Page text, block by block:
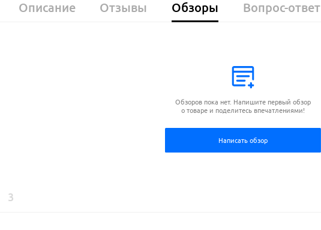
Описание Отзывы Обзоры Вопрос-ответ
Обзоров пока нет. Напишите первый обзор
о товаре и поделитесь впечатлениями!
Написать обзор
3